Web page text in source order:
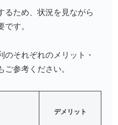
るため、状況を見ながら
です。
のそれぞれのメリット・
ご参考ください。
デメリット